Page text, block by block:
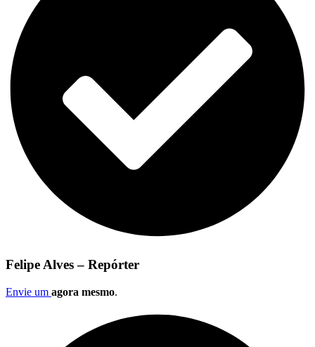
Felipe Alves – Repórter
Envie um agora mesmo.